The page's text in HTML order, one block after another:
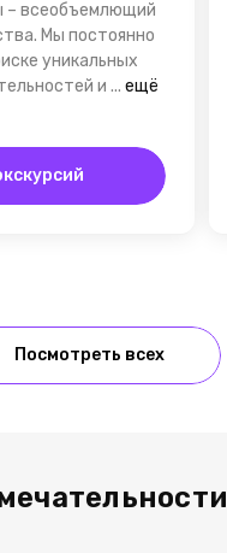
– всеобъемлющий
Мы постоянно
уникальных
и ... ещё
Посмотреть всех